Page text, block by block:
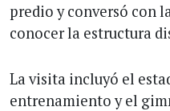
predio y conversó con
conocer la estructura
La visita incluyó el
entrenamiento y el